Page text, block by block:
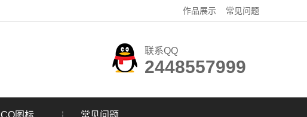
作品展示 常见问题
联系QQ
2448557999
ICO图标 常见问题